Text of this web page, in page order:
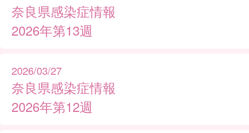
奈良県感染症情報
2026年第13週
2026/03/27
奈良県感染症情報
2026年第12週